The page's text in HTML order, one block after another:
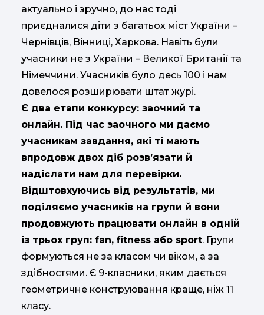
актуально і зручно, до нас тоді
приєдналися діти з багатьох міст України –
Чернівців, Вінниці, Харкова. Навіть були
учасники не з України – Великої Британії та
Німеччини. Учасників було десь 100 і нам
довелося розширювати штат журі.
Є два етапи конкурсу: заочний та
онлайн. Під час заочного ми даємо
учасникам завдання, які ті мають
впродовж двох діб розв’язати й
надіслати нам для перевірки.
Відштовхуючись від результатів, ми
поділяємо учасників на групи й вони
продовжують працювати онлайн в одній
із трьох груп: fan, fitness або sport. Групи
формуються не за класом чи віком, а за
здібностями. Є 9-класники, яким дається
геометричне конструювання краще, ніж 11
класу.